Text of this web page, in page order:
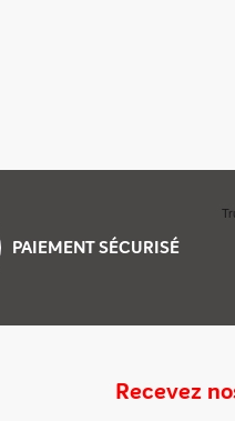
PAIEMENTSÉCURISÉ
Recevez